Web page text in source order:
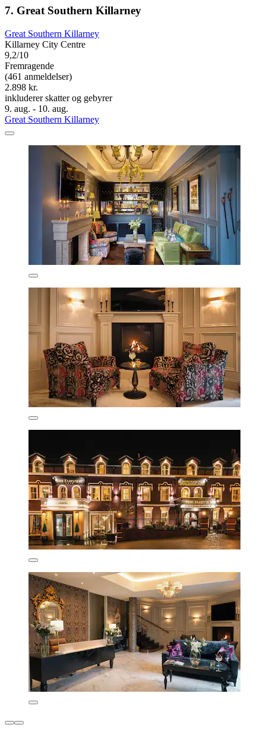
7. Great Southern Killarney
Great Southern Killarney
Killarney City Centre
9,2/10
Fremragende
(461 anmeldelser)
2.898 kr.
inkluderer skatter og gebyrer
9. aug. - 10. aug.
Great Southern Killarney